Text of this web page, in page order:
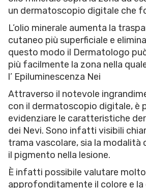
un dermatoscopio digitale che
L’olio minerale aumenta la
cutaneo più superficiale e
questo modo il Dermatologo
più facilmente la zona nella
l’ Epiluminescenza Nei
Attraverso il notevole
con il dermatoscopio digitale, è
evidenziare le caratteristiche
dei Nevi. Sono infatti visibili
trama vascolare, sia la modalità
il pigmento nella lesione.
È infatti possibile valutare
approfonditamente il colore e